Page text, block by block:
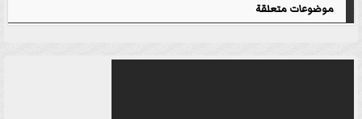
موضوعات متعلقة